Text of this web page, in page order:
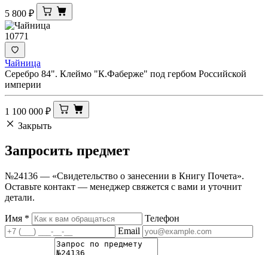
5 800 ₽
10771
Чайница
Серебро 84". Клеймо "К.Фаберже" под гербом Российской
империи
1 100 000 ₽
Закрыть
Запросить предмет
№24136 — «Свидетельство о занесении в Книгу Почета».
Оставьте контакт — менеджер свяжется с вами и уточнит
детали.
Имя *
Телефон
Email